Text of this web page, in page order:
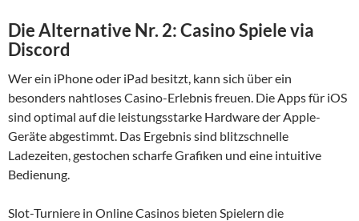
Die Alternative Nr. 2: Casino Spiele via
Discord
Wer ein iPhone oder iPad besitzt, kann sich über ein
besonders nahtloses Casino-Erlebnis freuen. Die Apps für iOS
sind optimal auf die leistungsstarke Hardware der Apple-
Geräte abgestimmt. Das Ergebnis sind blitzschnelle
Ladezeiten, gestochen scharfe Grafiken und eine intuitive
Bedienung.
Slot-Turniere in Online Casinos bieten Spielern die